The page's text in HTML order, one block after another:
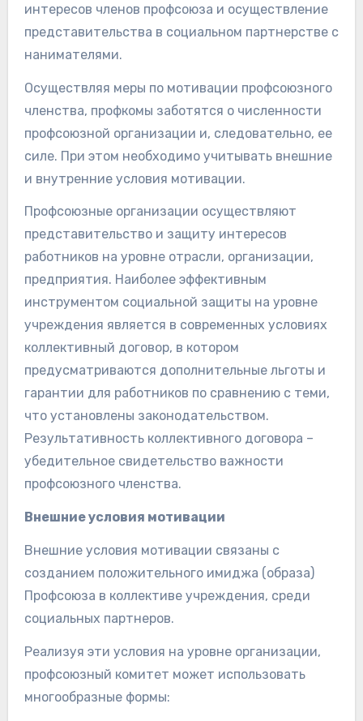
интересов членов профсоюза и осуществление
представительства в социальном партнерстве с
нанимателями.
Осуществляя меры по мотивации профсоюзного
членства, профкомы заботятся о численности
профсоюзной организации и, следовательно, ее
силе. При этом необходимо учитывать внешние
и внутренние условия мотивации.
Профсоюзные организации осуществляют
представительство и защиту интересов
работников на уровне отрасли, организации,
предприятия. Наиболее эффективным
инструментом социальной защиты на уровне
учреждения является в современных условиях
коллективный договор, в котором
предусматриваются дополнительные льготы и
гарантии для работников по сравнению с теми,
что установлены законодательством.
Результативность коллективного договора –
убедительное свидетельство важности
профсоюзного членства.
Внешние условия мотивации
Внешние условия мотивации связаны с
созданием положительного имиджа (образа)
Профсоюза в коллективе учреждения, среди
социальных партнеров.
Реализуя эти условия на уровне организации,
профсоюзный комитет может использовать
многообразные формы: